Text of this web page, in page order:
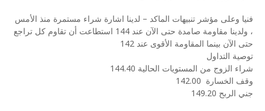
فنيا وعلى مؤشر تنبيهات الماكد – لدينا اشارة شراء مستمرة منذ الأمس
، ولدينا مقاومة صامدة حتى الآن عند 144 استطاعت أن تقاوم كل تراجع
حتى الآن بينما المقاومة الأقوى عند 142
توصية التداول
شراء الزوج من المستويات الحالية 144.40
وقف الخسارة 142.00
جني الربح 149.20